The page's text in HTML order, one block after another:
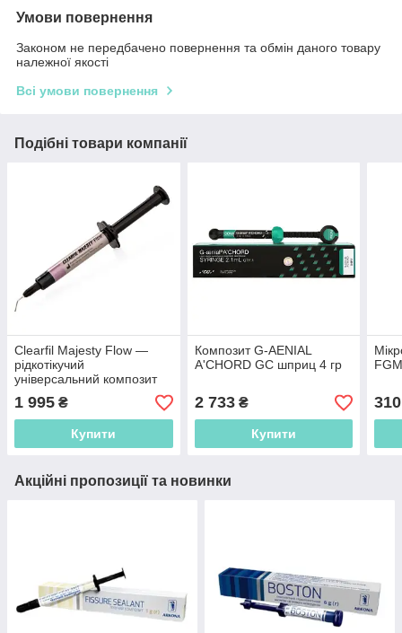
Умови повернення
Законом не передбачено повернення та обмін даного товару
належної якості
Всі умови повернення
Подібні товари компанії
Clearfil Majesty Flow —
рідкотікучий
універсальний композит
3.2 г
1 995 ₴
Купити
Композит G-AENIAL
A'CHORD GC шприц 4 гр
2 733₴
Купити
310
Акційні пропозиції та новинки